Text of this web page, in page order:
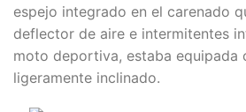
espejo integrado en el carenado
deflector de aire e intermitentes
moto deportiva, estaba equipada
ligeramente inclinado.